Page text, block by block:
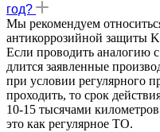
год?
Мы рекомендуем
антикоррозийной защиты
Если проводить аналогию
длится заявленные
при условии регулярного
проходить, то срок
10-15 тысячами
это как регулярное ТО.